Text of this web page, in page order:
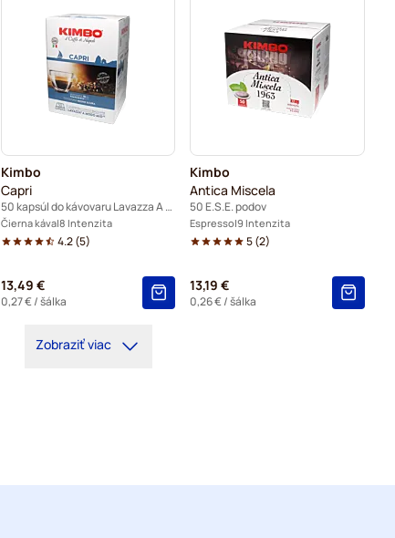
Kimbo
Capri
50 kapsúl do kávovaru Lavazza A Modo Mio
Čierna káva 8 Intenzita
4.2(5)
13,49 €
0,27 €/ šálka
Kimbo
Antica Miscela
50 E.S.E. podov
Espresso 9 Intenzita
5(2)
13,19 €
0,26 €/ šálka
Zobraziť viac